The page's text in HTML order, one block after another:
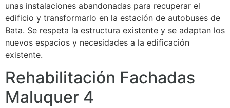
unas instalaciones abandonadas para recuperar el
edificio y transformarlo en la estación de autobuses de
Bata. Se respeta la estructura existente y se adaptan los
nuevos espacios y necesidades a la edificación
existente.
Rehabilitación Fachadas
Maluquer 4